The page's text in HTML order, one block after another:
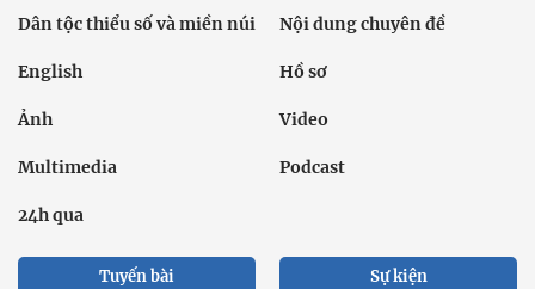
Dân tộc thiểu số và miền núi Nội dung chuyên đề
English Hồ sơ
Ảnh Video
Multimedia Podcast
24h qua
Tuyến bài Sự kiện